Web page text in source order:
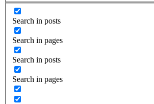
Search in posts
Search in pages
Search in posts
Search in pages